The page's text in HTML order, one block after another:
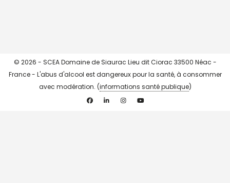
© 2026 - SCEA Domaine de Siaurac Lieu dit Ciorac 33500 Néac -
France - L'abus d'alcool est dangereux pour la santé, à consommer
avec modération. (informations santé publique)
FacebookLinkedin InstagramYouTube